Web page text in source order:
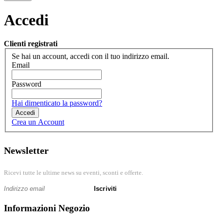
Accedi
Clienti registrati
Se hai un account, accedi con il tuo indirizzo email.
Email
Password
Hai dimenticato la password?
Accedi
Crea un Account
Newsletter
Ricevi tutte le ultime news su eventi, sconti e offerte.
Iscriviti
Informazioni Negozio